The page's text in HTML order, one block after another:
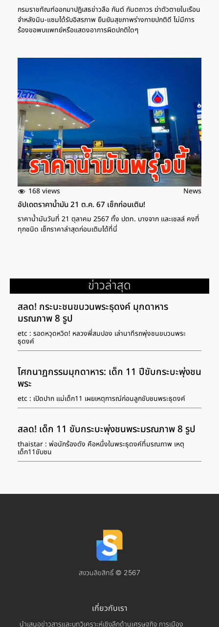
กรมราชทัณฑ์ออกมาปฏิเสธข่าวลือ กันต์ กันตถาวร ฆ่าตัวตายในเรือน
จำหลังมิน-แซมได้รับอิสรภาพ ยืนยันสุขภาพร่างกายปกติดี ไม่มีการ
ร้องขอพบแพทย์หรือแสดงอาการผิดปกติใดๆ
168 views News
อัปเดตราคาน้ำมัน 21 ต.ค. 67 เช็กก่อนเติม!
ราคาน้ำมันวันที่ 21 ตุลาคม 2567 ทั้ง ปตท. บางจาก และเชลล์ คงที่
ทุกชนิด เช็กราคาล่าสุดก่อนเติมได้ที่นี่
ข่าวล่าสุด
สลด! กระบะชนขบวนพระธุดงค์ มุกดาหาร
มรณภาพ 8 รูป
etc : รอดหวุดหวิด! หลวงพี่สมปอง เล่านาทีรถพุ่งชนขบวนพระ
ธุดงค์
โศกนาฏกรรมมุกดาหาร: เด็ก 11 ปีขับกระบะพุ่งชน
พระ
etc : เปิดปาก แม่เด็ก11 เผยเหตุการณ์ก่อนลูกขับชนพระธุดงค์
สลด! เด็ก 11 ขับกระบะพุ่งชนพระมรณภาพ 8 รูป
thaistar : พ่อนักร้องดัง คือหนึ่งในพระธุดงค์ที่มรณภาพ เหตุ
เด็ก11ขับชน
สงวนลิขสิทธิ์ © 2567
เกี่ยวกับเรา
นำเสนอข่าวสารและบทวิเคราะห์เชิงลึกด้านเศรษฐกิจ การเมือง